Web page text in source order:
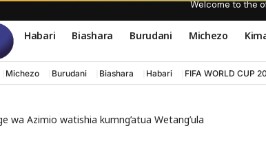
Welcome to the
Habari Biashara Burudani Michezo
Michezo Burudani Biashara Habari FIFA WORLD CUP
wa Azimio watishia kumng’atua Wetang’ula